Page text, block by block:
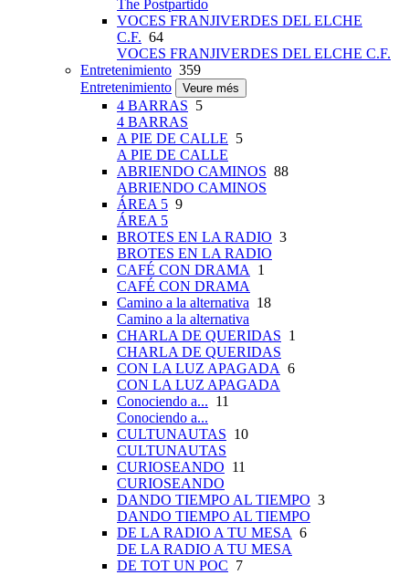
The Postpartido
VOCES FRANJIVERDES DEL ELCHE
C.F. 64
VOCES FRANJIVERDES DEL ELCHE C.F.
Entretenimiento 359
Entretenimiento
Veure més
4 BARRAS 5
4 BARRAS
A PIE DE CALLE 5
A PIE DE CALLE
ABRIENDO CAMINOS 88
ABRIENDO CAMINOS
ÁREA 5 9
ÁREA 5
BROTES EN LA RADIO 3
BROTES EN LA RADIO
CAFÉ CON DRAMA
1
CAFÉ CON DRAMA
Camino a la alternativa 18
Camino a la alternativa
CHARLA DE QUERIDAS 1
CHARLA DE QUERIDAS
CON LA LUZ APAGADA 6
CON LA LUZ APAGADA
Conociendo a... 11
Conociendo a...
CULTUNAUTAS 10
CULTUNAUTAS
CURIOSEANDO 11
CURIOSEANDO
DANDO TIEMPO AL TIEMPO 3
DANDO TIEMPO AL TIEMPO
DE LA RADIO A TU MESA 6
DE LA RADIO A TU MESA
DE TOT UN POC 7